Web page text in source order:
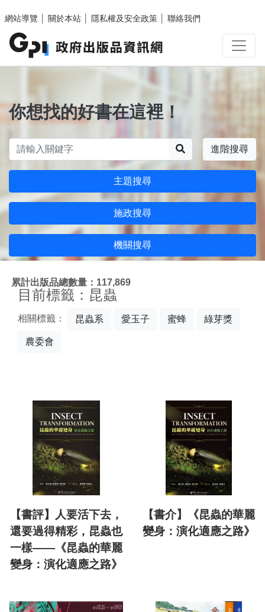
網站導覽
關於本站 隱私權及安全政策 聯絡我們
你想找的好書在這裡！
進階搜尋
主題搜尋
施政搜尋
機關搜尋
累計出版品總數量：117,869
目前標籤：昆蟲
相關標籤： 昆蟲系 愛玉子 蜜蜂 綠芽獎
農委會
【書評】人要活下去，
還要過得精彩，昆蟲也
一樣——《昆蟲的華麗
變身：演化適應之路》
【書介】《昆蟲的華麗
變身：演化適應之路》